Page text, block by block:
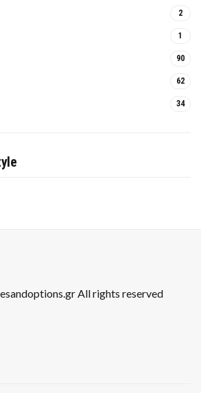
2
1
90
62
34
All rights reserved